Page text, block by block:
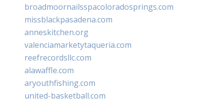
broadmoornailsspacoloradosprings.com
missblackpasadena.com
anneskitchen.org
valenciamarketytaqueria.com
reefrecordsllc.com
alawaffle.com
aryouthfishing.com
united-basketball.com